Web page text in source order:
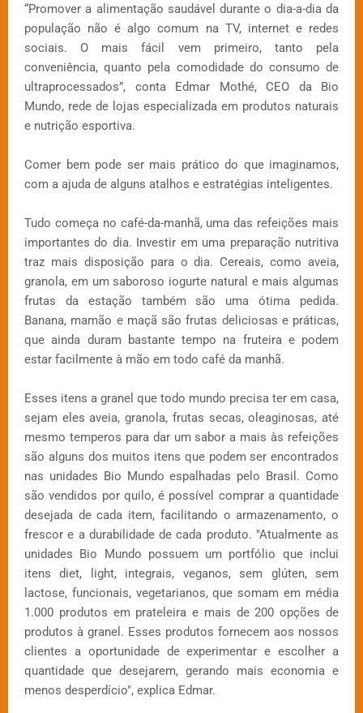
“Promover a alimentação saudável durante o dia-a-dia da
população não é algo comum na TV, internet e redes
sociais. O mais fácil vem primeiro, tanto pela
conveniência, quanto pela comodidade do consumo de
ultraprocessados”, conta Edmar Mothé, CEO da Bio
Mundo, rede de lojas especializada em produtos naturais
e nutrição esportiva.
Comer bem pode ser mais prático do que imaginamos,
com a ajuda de alguns atalhos e estratégias inteligentes.
Tudo começa no café-da-manhã, uma das refeições mais
importantes do dia. Investir em uma preparação nutritiva
traz mais disposição para o dia. Cereais, como aveia,
granola, em um saboroso iogurte natural e mais algumas
frutas da estação também são uma ótima pedida.
Banana, mamão e maçã são frutas deliciosas e práticas,
que ainda duram bastante tempo na fruteira e podem
estar facilmente à mão em todo café da manhã.
Esses itens a granel que todo mundo precisa ter em casa,
sejam eles aveia, granola, frutas secas, oleaginosas, até
mesmo temperos para dar um sabor a mais às refeições
são alguns dos muitos itens que podem ser encontrados
nas unidades Bio Mundo espalhadas pelo Brasil. Como
são vendidos por quilo, é possível comprar a quantidade
desejada de cada item, facilitando o armazenamento, o
frescor e a durabilidade de cada produto. "Atualmente as
unidades Bio Mundo possuem um portfólio que inclui
itens diet, light, integrais, veganos, sem glúten, sem
lactose, funcionais, vegetarianos, que somam em média
1.000 produtos em prateleira e mais de 200 opções de
produtos à granel. Esses produtos fornecem aos nossos
clientes a oportunidade de experimentar e escolher a
quantidade que desejarem, gerando mais economia e
menos desperdício", explica Edmar.